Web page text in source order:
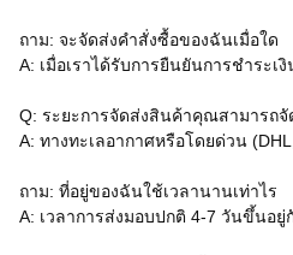
ถาม: จะจัดส่งคำสั่งซื้อของฉันเมื่อใด
A: เมื่อเราได้รับการยืนยันการชำระ
Q: ระยะการจัดส่งสินค้าคุณสามารถจั
A: ทางทะเลอากาศหรือโดยด่วน
ถาม: ที่อยู่ของฉันใช้เวลานานเท่าไร
A: เวลาการส่งมอบปกติ 4-7 วันขึ้นอ